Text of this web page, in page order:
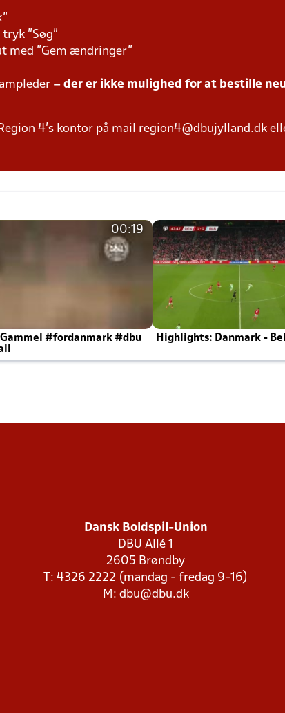
"Søg"
med "Gem ændringer"
– der er ikke mulighed for at bestille
4's kontor på mail region4@dbujylland.dk
00:19
Gammel #fordanmark #dbu
Highlights: Danmark -
Dansk Boldspil-Union
DBU Allé 1
2605 Brøndby
T: 4326 2222 (mandag - fredag 9-16)
M: dbu@dbu.dk